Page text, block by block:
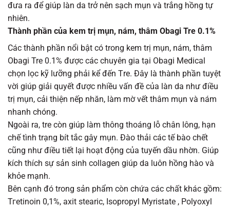
đưa ra để giúp làn da trở nên sạch mụn và trắng hồng tự
nhiên.
Thành phần của kem trị mụn, nám, thâm Obagi Tre 0.1%
Các thành phần nổi bật có trong kem trị mụn, nám, thâm
Obagi Tre 0.1% được các chuyên gia tại Obagi Medical
chọn lọc kỹ lưỡng phải kể đến Тrе. Đây là thành phần tuyệt
vời giúp giải quyết được nhiều vấn đề của làn da như điều
trị mụn, cải thiện nếp nhăn, làm mờ vết thâm mụn và nám
nhanh chóng.
Ngoài ra, tre còn giúp làm thông thoáng lỗ chân lông, hạn
chế tình trạng bít tắc gây mụn. Đào thải các tế bào chết
cũng như điều tiết lại hoạt động của tuyến dầu nhờn. Giúp
kích thích sự sản sinh collagen giúp da luôn hồng hào và
khỏe mạnh.
Bên cạnh đó trong sản phẩm còn chứa các chất khác gồm:
Тгеtinoin 0,1%, axit stearic, Isopropyl Myristate , Polyoxyl